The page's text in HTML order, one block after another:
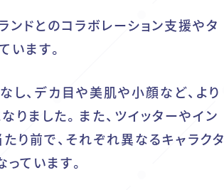
ンドとのコラボレーション支援やタ
います。
、デカ目や美肌や小顔など、より
ました。また、ツイッターやイン
り前で、それぞれ異なるキャラクタ
ています。